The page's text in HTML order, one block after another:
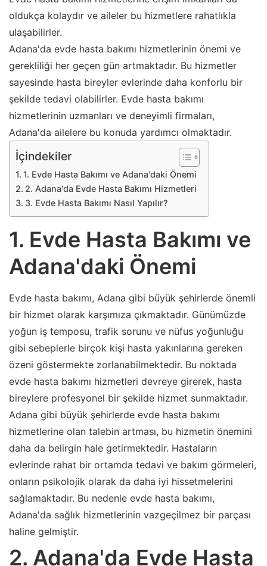
oldukça kolaydır ve aileler bu hizmetlere rahatlıkla
ulaşabilirler.
Adana'da evde hasta bakımı hizmetlerinin önemi ve
gerekliliği her geçen gün artmaktadır. Bu hizmetler
sayesinde hasta bireyler evlerinde daha konforlu bir
şekilde tedavi olabilirler. Evde hasta bakımı
hizmetlerinin uzmanları ve deneyimli firmaları,
Adana'da ailelere bu konuda yardımcı olmaktadır.
İçindekiler
1. Evde Hasta Bakımı ve Adana'daki Önemi
2. Adana'da Evde Hasta Bakımı Hizmetleri
3. Evde Hasta Bakımı Nasıl Yapılır?
1. Evde Hasta Bakımı ve
Adana'daki Önemi
Evde hasta bakımı, Adana gibi büyük şehirlerde önemli
bir hizmet olarak karşımıza çıkmaktadır. Günümüzde
yoğun iş temposu, trafik sorunu ve nüfus yoğunluğu
gibi sebeplerle birçok kişi hasta yakınlarına gereken
özeni göstermekte zorlanabilmektedir. Bu noktada
evde hasta bakımı hizmetleri devreye girerek, hasta
bireylere profesyonel bir şekilde hizmet sunmaktadır.
Adana gibi büyük şehirlerde evde hasta bakımı
hizmetlerine olan talebin artması, bu hizmetin önemini
daha da belirgin hale getirmektedir. Hastaların
evlerinde rahat bir ortamda tedavi ve bakım görmeleri,
onların psikolojik olarak da daha iyi hissetmelerini
sağlamaktadır. Bu nedenle evde hasta bakımı,
Adana'da sağlık hizmetlerinin vazgeçilmez bir parçası
haline gelmiştir.
2. Adana'da Evde Hasta